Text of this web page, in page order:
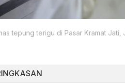
tepung terigu di Pasar Kramat Jati,